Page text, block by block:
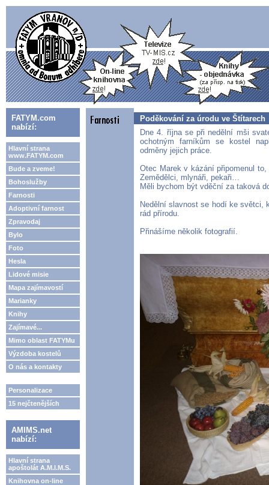
FATYM.com
nabízí:
Hlavní strana
www.FATYM.com
Bude a zveme!
Bohoslužby
Farnosti
Adoptivní farnost
Zpravodaj
Bylo
Foto
Hesla
Lidové misie
Mapa zajímavostí
Marianky
Knihy
Zajímavé...
Mimo oblast FATYMu
Výzdoba kostelů
O nás a kontakty
Personalizace
15 nejčtenějších
AMIMS.net
nabízí:
Hlavní strana
apoštolát A.M.I.M.S.
Knihovna on-line
Poděkování za úrodu ve Štítarech
Dne 4. října se při nedělní mši
ochotným farníkům se kostel
odměny jejich práce.
Otec Marek v kázání připomenul
Zemědělci, mlynáři, pekaři…
Měli bychom být vděční za taková
Nedělní slavnost se hodí ke světci,
rád přírodu.
Přinášíme několik fotografií.